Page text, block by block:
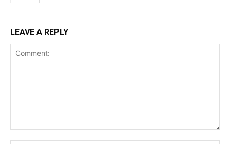
LEAVE A REPLY